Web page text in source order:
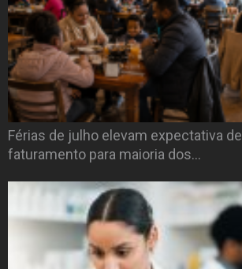
Férias de julho elevam expectativa de
faturamento para maioria dos…